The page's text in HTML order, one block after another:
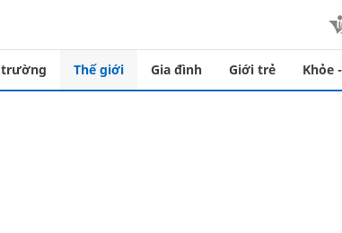
trường Thế giới Gia đình Giới trẻ Khỏe